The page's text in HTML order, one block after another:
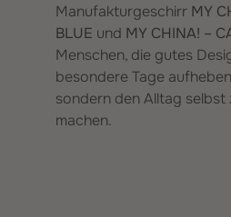
Manufakturgeschirr MY
BLUE und MY CHINA! –
Menschen, die gutes
besondere Tage
sondern den Alltag selbst
machen.